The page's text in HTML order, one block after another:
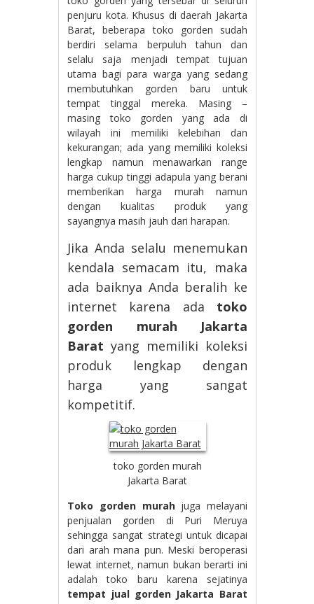
penjuru kota. Khusus di daerah Jakarta
Barat, beberapa toko gorden sudah
berdiri selama berpuluh tahun dan
selalu saja menjadi tempat tujuan
utama bagi para warga yang sedang
membutuhkan gorden baru untuk
tempat tinggal mereka. Masing –
masing toko gorden yang ada di
wilayah ini memiliki kelebihan dan
kekurangan; ada yang memiliki koleksi
lengkap namun menawarkan range
harga cukup tinggi adapula yang berani
memberikan harga murah namun
dengan kualitas produk yang
sayangnya masih jauh dari harapan.
Jika Anda selalu menemukan
kendala semacam itu, maka
ada baiknya Anda beralih ke
internet karena ada toko
gorden murah Jakarta
Barat yang memiliki koleksi
produk lengkap dengan
harga yang sangat
kompetitif.
toko gorden murah
Jakarta Barat
Toko gorden murahjuga melayani
penjualan gorden di Puri Meruya
sehingga sangat strategi untuk dicapai
dari arah mana pun. Meski beroperasi
lewat internet, namun bukan berarti ini
adalah toko baru karena sejatinya
tempat jual gorden Jakarta Barat